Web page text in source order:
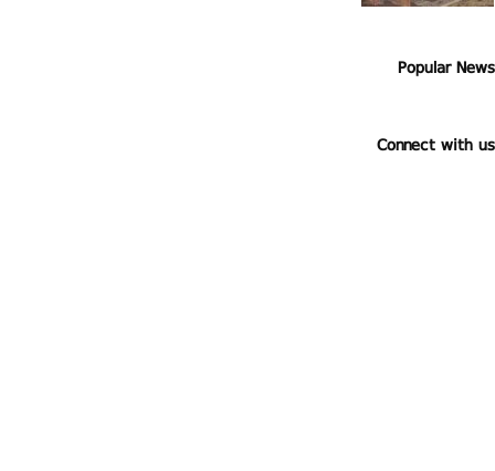
Popular News
Connect with us